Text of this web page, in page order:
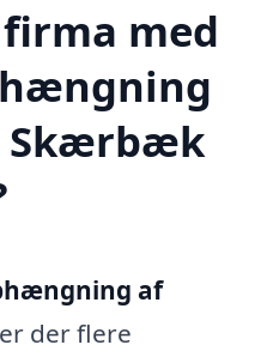
med
Skærbæk
af
der flere